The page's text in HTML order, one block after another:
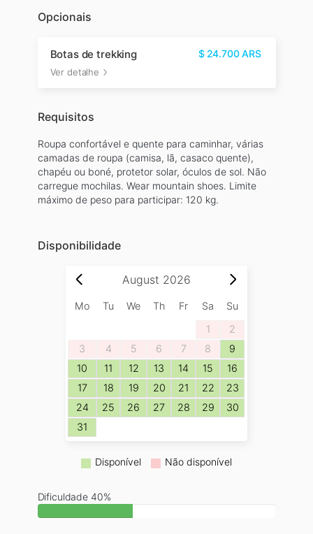
Opcionais
Botas de trekking
Ver detalhe
$ 24.700ARS
Requisitos
Roupa confortável e quente para caminhar, várias
camadas de roupa (camisa, lã, casaco quente),
chapéu ou boné, protetor solar, óculos de sol. Não
carregue mochilas. Wear mountain shoes. Limite
máximo de peso para participar: 120 kg.
Disponibilidade
August 2026
Mo Tu We Th Fr Sa
Su
1
2
3
4 5 6 7 8
9
10
11 12 13 14 15
16
17
18 19 20 21 22
23
24
25 26 27 28 29
30
31
Disponível Não disponível
Dificuldade 40%